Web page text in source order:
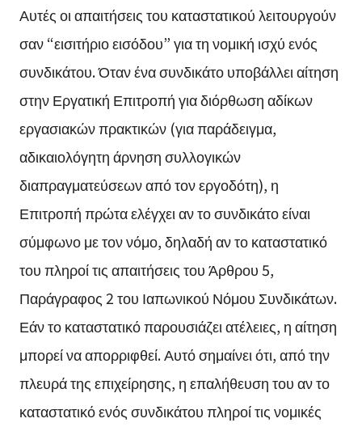
Αυτές οι απαιτήσεις του καταστατικού λειτουργούν
σαν “εισιτήριο εισόδου” για τη νομική ισχύ ενός
συνδικάτου. Όταν ένα συνδικάτο υποβάλλει αίτηση
στην Εργατική Επιτροπή για διόρθωση αδίκων
εργασιακών πρακτικών (για παράδειγμα,
αδικαιολόγητη άρνηση συλλογικών
διαπραγματεύσεων από τον εργοδότη), η
Επιτροπή πρώτα ελέγχει αν το συνδικάτο είναι
σύμφωνο με τον νόμο, δηλαδή αν το καταστατικό
του πληροί τις απαιτήσεις του Άρθρου 5,
Παράγραφος 2 του Ιαπωνικού Νόμου Συνδικάτων.
Εάν το καταστατικό παρουσιάζει ατέλειες, η αίτηση
μπορεί να απορριφθεί. Αυτό σημαίνει ότι, από την
πλευρά της επιχείρησης, η επαλήθευση του αν το
καταστατικό ενός συνδικάτου πληροί τις νομικές